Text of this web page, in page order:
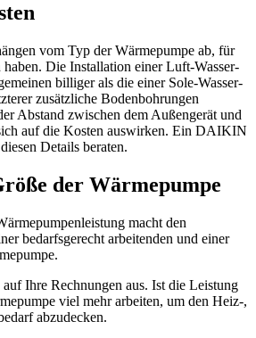
vom Typ der Wärmepumpe ab, für
haben. Die Installation einer Luft-Wasser-
billiger als die einer Sole-Wasser-
zusätzliche Bodenbohrungen
Abstand zwischen dem Außengerät und
auf die Kosten auswirken. Ein DAIKIN
Details beraten.
der Wärmepumpe
macht den
bedarfsgerecht arbeitenden und einer
Ihre Rechnungen aus. Ist die Leistung
viel mehr arbeiten, um den Heiz-,
abzudecken.